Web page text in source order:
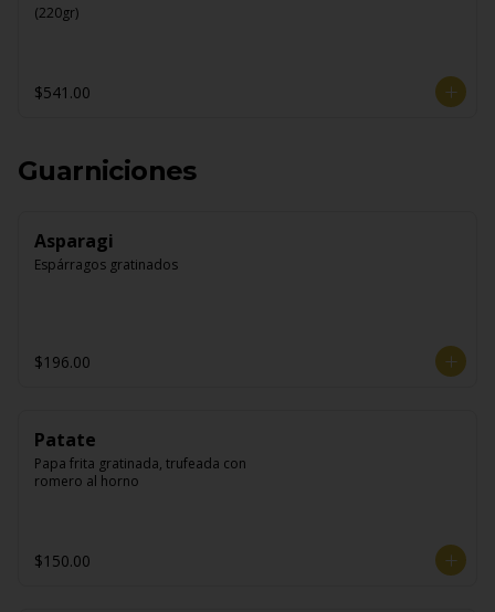
(220gr)
$541.00
Guarniciones
Asparagi
Espárragos gratinados
$196.00
Patate
Papa frita gratinada, trufeada con
romero al horno
$150.00